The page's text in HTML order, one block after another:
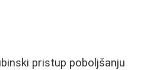
pristup poboljšanju